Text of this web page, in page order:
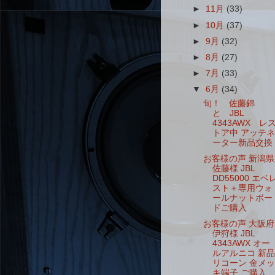
► 11月(33)
► 10月(37)
►9月 (32)
►8月 (27)
►7月 (33)
▼6月 (34)
旬！ 佐藤錦
と JBL
4343AWX レ
トア中 アッテネ
ーター新品交換
お客様の声 新潟県
佐藤様 JBL
DD55000 エベ
スト＋専用ウォ
ールナットボー
ドご購入
お客様の声 大阪府
伊狩様 JBL
4343AWX オー
ルアルニコ 新品
リコーン 金メッ
キ端子 ご購入